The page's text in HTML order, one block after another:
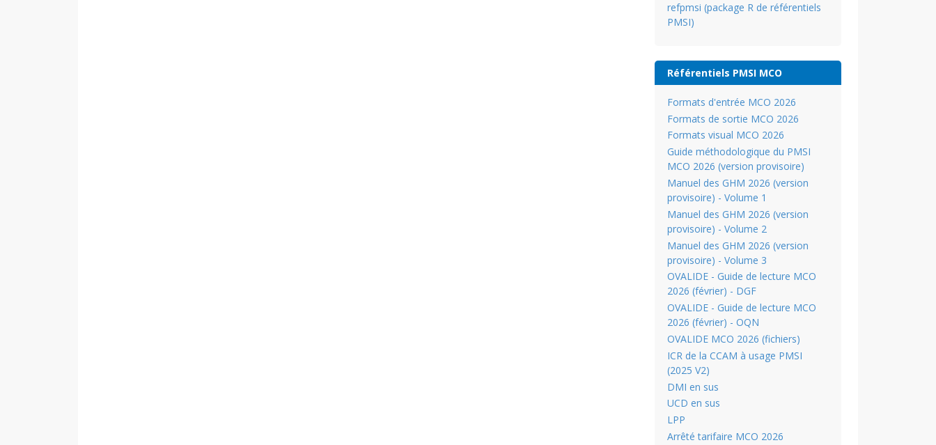
refpmsi (package R de référentiels
PMSI)
Référentiels PMSI MCO
Formats d'entrée MCO 2026
Formats de sortie MCO 2026
Formats visual MCO 2026
Guide méthodologique du PMSI
MCO 2026 (version provisoire)
Manuel des GHM 2026 (version
provisoire) - Volume 1
Manuel des GHM 2026 (version
provisoire) - Volume 2
Manuel des GHM 2026 (version
provisoire) - Volume 3
OVALIDE - Guide de lecture MCO
2026 (février) - DGF
OVALIDE - Guide de lecture MCO
2026 (février) - OQN
OVALIDE MCO 2026 (fichiers)
ICR de la CCAM à usage PMSI
(2025 V2)
DMI en sus
UCD en sus
LPP
Arrêté tarifaire MCO 2026